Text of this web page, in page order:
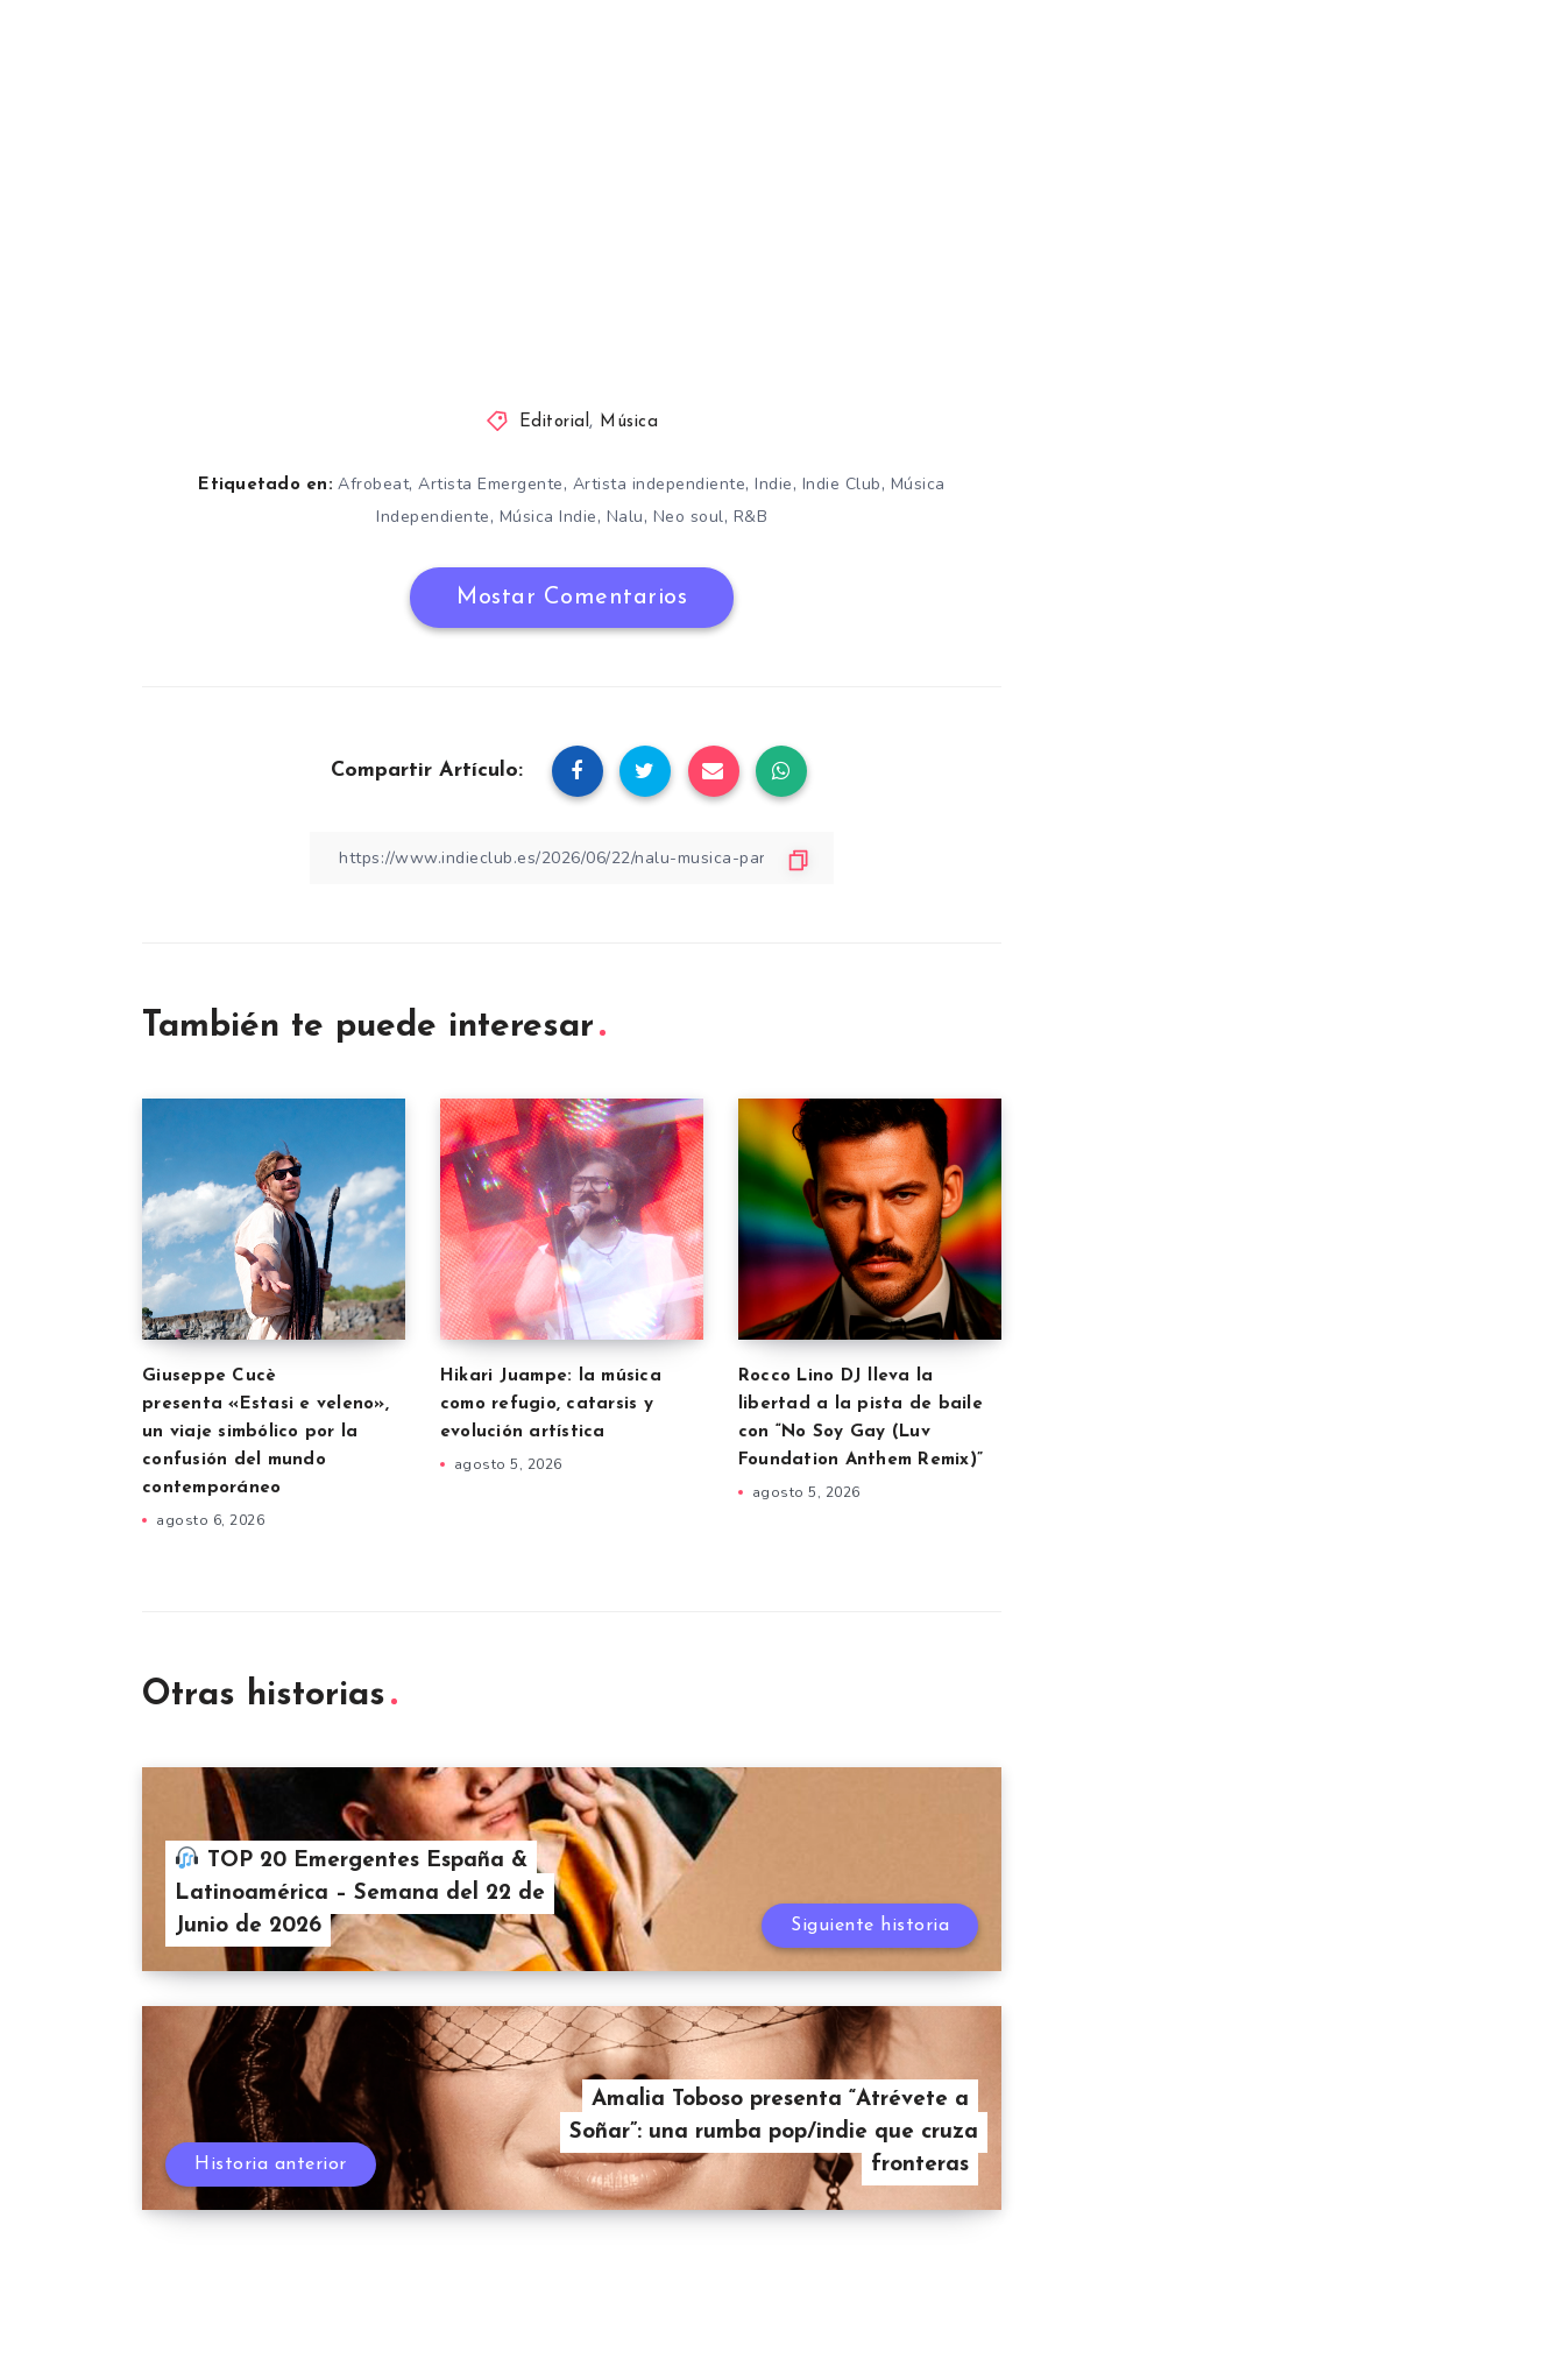
Editorial , Música
Etiquetado en: Afrobeat,Artista Emergente, Artista independiente,Indie, Indie Club, Música
Independiente, Música Indie, Nalu, Neo soul, R&B
Mostar Comentarios
Compartir Artículo:
También te puede interesar
Giuseppe Cucè
presenta «Estasi e veleno»,
un viaje simbólico por la
confusión del mundo
contemporáneo
agosto 6, 2026
Hikari Juampe: la música
como refugio, catarsis y
evolución artística
agosto 5, 2026
Rocco Lino DJ lleva la
libertad a la pista de baile
con “No Soy Gay (Luv
Foundation Anthem Remix)”
agosto 5, 2026
Otras historias
TOP 20 Emergentes España &
Latinoamérica – Semana del 22 de
Junio de 2026
Siguiente historia
Amalia Toboso presenta “Atrévete a
Soñar”: una rumba pop/indie que cruza
fronteras
Historia anterior